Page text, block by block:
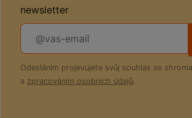
newsletter
Odesláním projevujete svůj souhlas se
a zpracováním osobních údajů.